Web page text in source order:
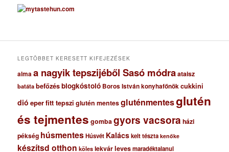
c
h
u
LEGTÖBBET KERESETT KIFEJEZÉSEK
almaa nagyik tepszijéből Sasó módraataisz
batáta befőzésblogkóstoló Boros István konyhafőnökcukkini
dió eperfitt tepszi glutén mentesgluténmentesglutén
és tejmentes gombagyors vacsora házi
pékség húsmentesHúsvét Kalácskelt tészta kenőke
készítsd otthon köles lekvárlevesmaradéktalanul